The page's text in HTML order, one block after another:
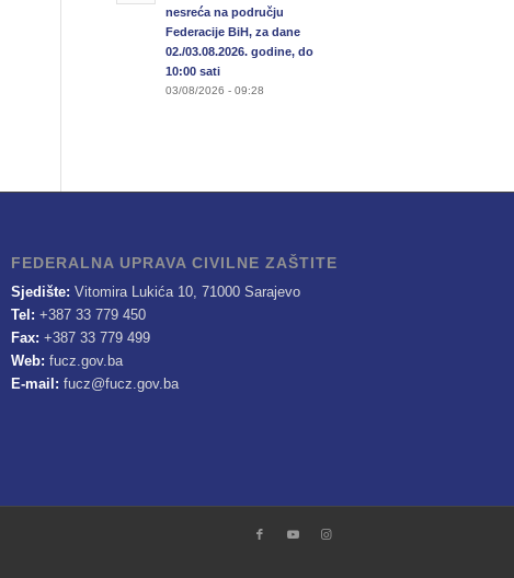
nesreća na području
Federacije BiH, za dane
02./03.08.2026. godine, do
10:00 sati
03/08/2026 - 09:28
FEDERALNA UPRAVA CIVILNE ZAŠTITE
Sjedište: Vitomira Lukića 10, 71000 Sarajevo
Tel: +387 33 779 450
Fax: +387 33 779 499
Web: fucz.gov.ba
E-mail: fucz@fucz.gov.ba